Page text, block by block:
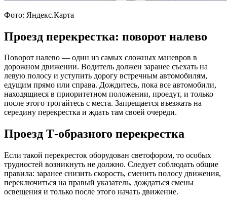
Фото: Яндекс.Карта
Проезд перекрестка: поворот налево
Поворот налево — один из самых сложных маневров в
дорожном движении. Водитель должен заранее съехать на
левую полосу и уступить дорогу встречным автомобилям,
едущим прямо или справа. Дождитесь, пока все автомобили,
находящиеся в приоритетном положении, проедут, и только
после этого трогайтесь с места. Запрещается въезжать на
середину перекрестка и ждать там своей очереди.
Проезд Т-образного перекрестка
Если такой перекресток оборудован светофором, то особых
трудностей возникнуть не должно. Следует соблюдать общие
правила: заранее снизить скорость, сменить полосу движения,
переключиться на правый указатель, дождаться смены
освещения и только после этого начать движение.